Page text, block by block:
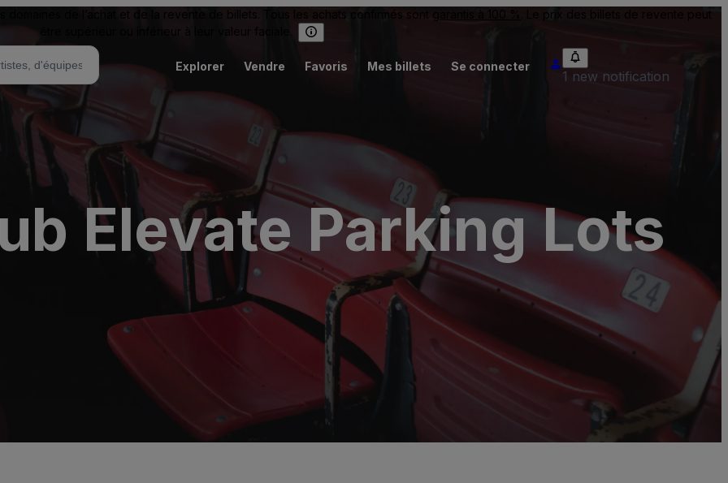
domaines de l’achat et de la revente de billets. Tous les achats confirmés sont garantis à 100 %
. Le prix des billets de revente peut
être supérieur ou inférieur à leur valeur faciale.
Explorer Vendre Favoris Mes billets Se connecter
1 new notification
Elevate Parking Lots